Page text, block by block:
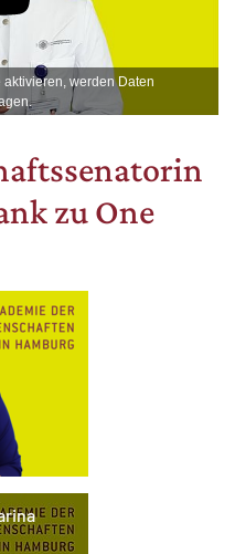
werden Daten
zu One